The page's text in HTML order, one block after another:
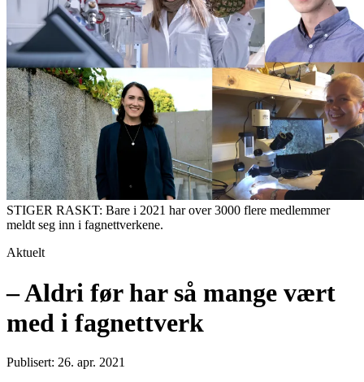
STIGER RASKT: Bare i 2021 har over 3000 flere medlemmer
meldt seg inn i fagnettverkene.
Aktuelt
– Aldri før har så mange vært
med i fagnettverk
Publisert: 26. apr. 2021